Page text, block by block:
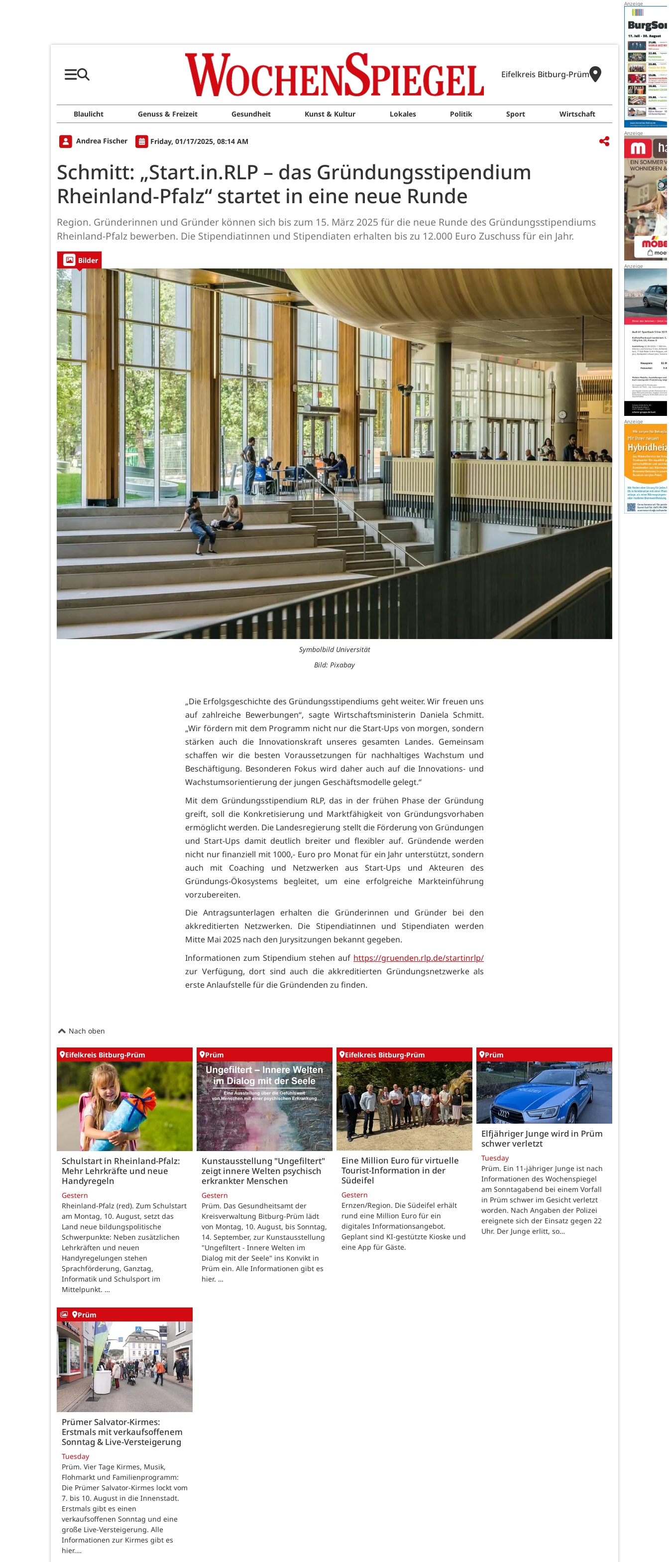
Eifelkreis Bitburg-Prüm
Blaulicht Genuss & Freizeit Gesundheit Kunst & Kultur Lokales Politik Sport Wirtschaft
Andrea Fischer Friday, 01/17/2025, 08:14 AM
Schmitt: „Start.in.RLP – das Gründungsstipendium
Rheinland-Pfalz“ startet in eine neue Runde
Region. Gründerinnen und Gründer können sich bis zum 15. März 2025 für die neue Runde des Gründungsstipendiums
Rheinland-Pfalz bewerben. Die Stipendiatinnen und Stipendiaten erhalten bis zu 12.000 Euro Zuschuss für ein Jahr.
Bilder
Symbolbild Universität
Bild: Pixabay
„Die Erfolgsgeschichte des Gründungsstipendiums geht weiter. Wir freuen uns
auf zahlreiche Bewerbungen“, sagte Wirtschaftsministerin Daniela Schmitt.
„Wir fördern mit dem Programm nicht nur die Start-Ups von morgen, sondern
stärken auch die Innovationskraft unseres gesamten Landes. Gemeinsam
schaffen wir die besten Voraussetzungen für nachhaltiges Wachstum und
Beschäftigung. Besonderen Fokus wird daher auch auf die Innovations- und
Wachstumsorientierung der jungen Geschäftsmodelle gelegt.“
Mit dem Gründungsstipendium RLP, das in der frühen Phase der Gründung
greift, soll die Konkretisierung und Marktfähigkeit von Gründungsvorhaben
ermöglicht werden. Die Landesregierung stellt die Förderung von Gründungen
und Start-Ups damit deutlich breiter und flexibler auf. Gründende werden
nicht nur finanziell mit 1000,- Euro pro Monat für ein Jahr unterstützt, sondern
auch mit Coaching und Netzwerken aus Start-Ups und Akteuren des
Gründungs-Ökosystems begleitet, um eine erfolgreiche Markteinführung
vorzubereiten.
Die Antragsunterlagen erhalten die Gründerinnen und Gründer bei den
akkreditierten Netzwerken. Die Stipendiatinnen und Stipendiaten werden
Mitte Mai 2025 nach den Jurysitzungen bekannt gegeben.
Informationen zum Stipendium stehen auf https://gruenden.rlp.de/startinrlp/
zur Verfügung, dort sind auch die akkreditierten Gründungsnetzwerke als
erste Anlaufstelle für die Gründenden zu finden.
Nach oben
Eifelkreis Bitburg-Prüm
Schulstart in Rheinland-Pfalz:
Mehr Lehrkräfte und neue
Handyregeln
Gestern
Rheinland-Pfalz (red). Zum Schulstart
am Montag, 10. August, setzt das
Land neue bildungspolitische
Schwerpunkte: Neben zusätzlichen
Lehrkräften und neuen
Handyregelungen stehen
Sprachförderung, Ganztag,
Informatik und Schulsport im
Mittelpunkt. …
Prüm
Kunstausstellung "Ungefiltert"
zeigt innere Welten psychisch
erkrankter Menschen
Gestern
Prüm. Das Gesundheitsamt der
Kreisverwaltung Bitburg-Prüm lädt
von Montag, 10. August, bis Sonntag,
14. September, zur Kunstausstellung
"Ungefiltert - Innere Welten im
Dialog mit der Seele" ins Konvikt in
Prüm ein. Alle Informationen gibt es
hier. …
Eifelkreis Bitburg-Prüm
Eine Million Euro für virtuelle
Tourist-Information in der
Südeifel
Gestern
Ernzen/Region. Die Südeifel erhält
rund eine Million Euro für ein
digitales Informationsangebot.
Geplant sind KI-gestützte Kioske und
eine App für Gäste.
Prüm
Elfjähriger Junge wird in Prüm
schwer verletzt
Tuesday
Prüm. Ein 11-jähriger Junge ist nach
Informationen des Wochenspiegel
am Sonntagabend bei einem Vorfall
in Prüm schwer im Gesicht verletzt
worden. Nach Angaben der Polizei
ereignete sich der Einsatz gegen 22
Uhr. Der Junge erlitt, so…
Prüm
Prümer Salvator-Kirmes:
Erstmals mit verkaufsoffenem
Sonntag & Live-Versteigerung
Tuesday
Prüm. Vier Tage Kirmes, Musik,
Flohmarkt und Familienprogramm:
Die Prümer Salvator-Kirmes lockt vom
7. bis 10. August in die Innenstadt.
Erstmals gibt es einen
verkaufsoffenen Sonntag und eine
große Live-Versteigerung. Alle
Informationen zur Kirmes gibt es
hier.…